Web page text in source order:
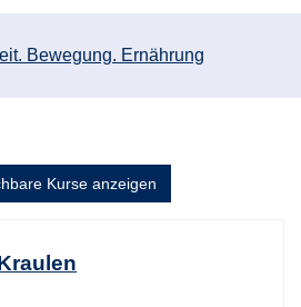
Bewegung. Ernährung
Kurse anzeigen